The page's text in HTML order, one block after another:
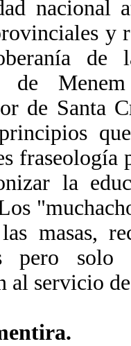
nacional
y
de
de
de Santa
fraseología
la
masas,
pero
al servicio